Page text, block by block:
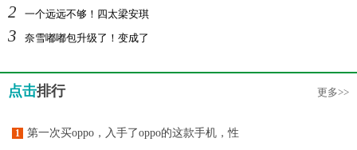
2 一个远远不够！四太梁安琪
3 奈雪嘟嘟包升级了！变成了
点击排行 更多>>
1 第一次买oppo，入手了oppo的这款手机，性